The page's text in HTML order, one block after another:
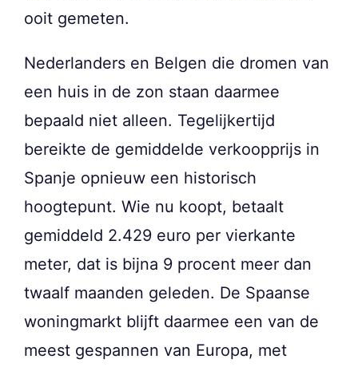
ooit gemeten.
Nederlanders en Belgen die dromen van
een huis in de zon staan daarmee
bepaald niet alleen. Tegelijkertijd
bereikte de gemiddelde verkoopprijs in
Spanje opnieuw een historisch
hoogtepunt. Wie nu koopt, betaalt
gemiddeld 2.429 euro per vierkante
meter, dat is bijna 9 procent meer dan
twaalf maanden geleden. De Spaanse
woningmarkt blijft daarmee een van de
meest gespannen van Europa, met